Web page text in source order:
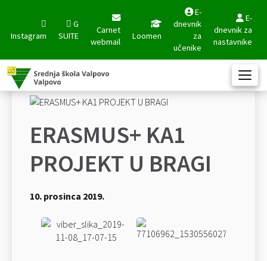
Instagram
G
SUITE
Carnet
webmail
Loomen
E-
dnevnik
za
učenike
E-
dnevnik za
nastavnike
ERASMUS+ KA1
PROJEKT U BRAGI
10. prosinca 2019.